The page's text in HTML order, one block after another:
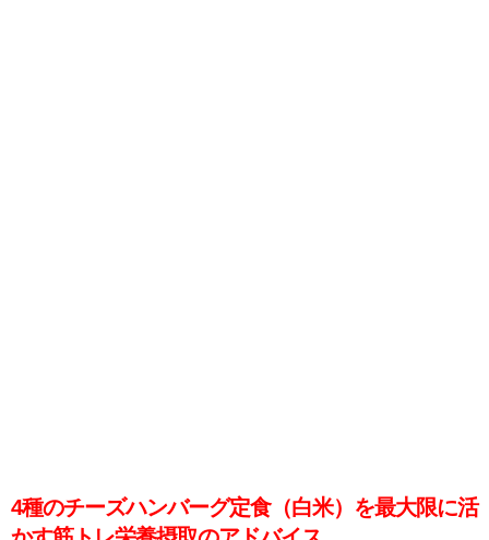
4種のチーズハンバーグ定食（白米）を最大限に活